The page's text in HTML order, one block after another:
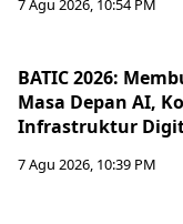
7 Agu 2026, 10:54 PM
BATIC 2026:
Masa Depan AI,
Infrastruktur
7 Agu 2026, 10:39 PM